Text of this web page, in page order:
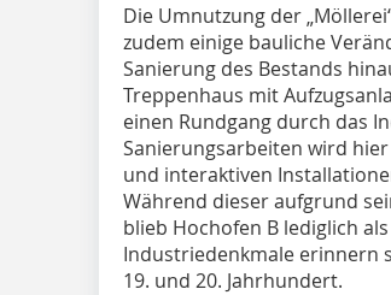
Die Umnutzung der
zudem einige bauliche
Sanierung des Bestands
Treppenhaus mit
einen Rundgang durch das
Sanierungsarbeiten wird
und interaktiven
Während dieser aufgrund
blieb Hochofen B lediglich
Industriedenkmale erinnern
19. und 20. Jahrhundert.